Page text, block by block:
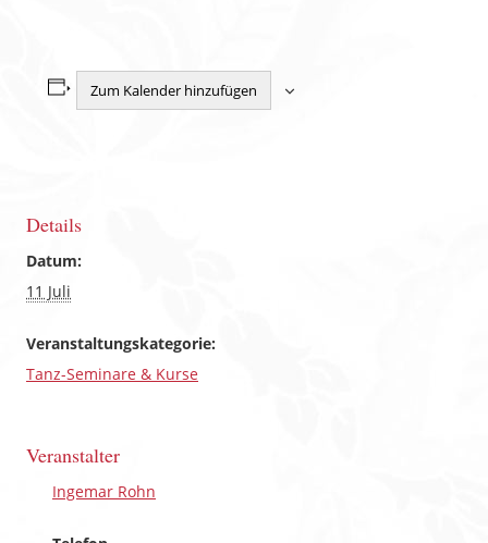
Zum Kalender hinzufügen
Details
Datum:
11 Juli
Veranstaltungskategorie:
Tanz-Seminare & Kurse
Veranstalter
Ingemar Rohn